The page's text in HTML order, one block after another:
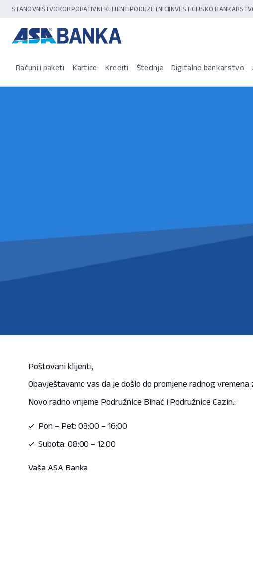
STANOVNIŠTVOKORPORATIVNI KLIJENTIPODUZETNICIINVESTICIJSKO
Računi i paketi Kartice Krediti Štednja Digitalno bankarstvo
Poštovani klijenti,
Obavještavamo vas da je došlo do promjene radnog vremena
Novo radno vrijeme Podružnice Bihać i Podružnice Cazin.:
Pon – Pet: 08:00 – 16:00
Subota: 08:00 – 12:00
Vaša ASA Banka